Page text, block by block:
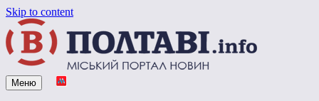
Skip to content
Vpoltave.info
Полтавський портал новин
Меню